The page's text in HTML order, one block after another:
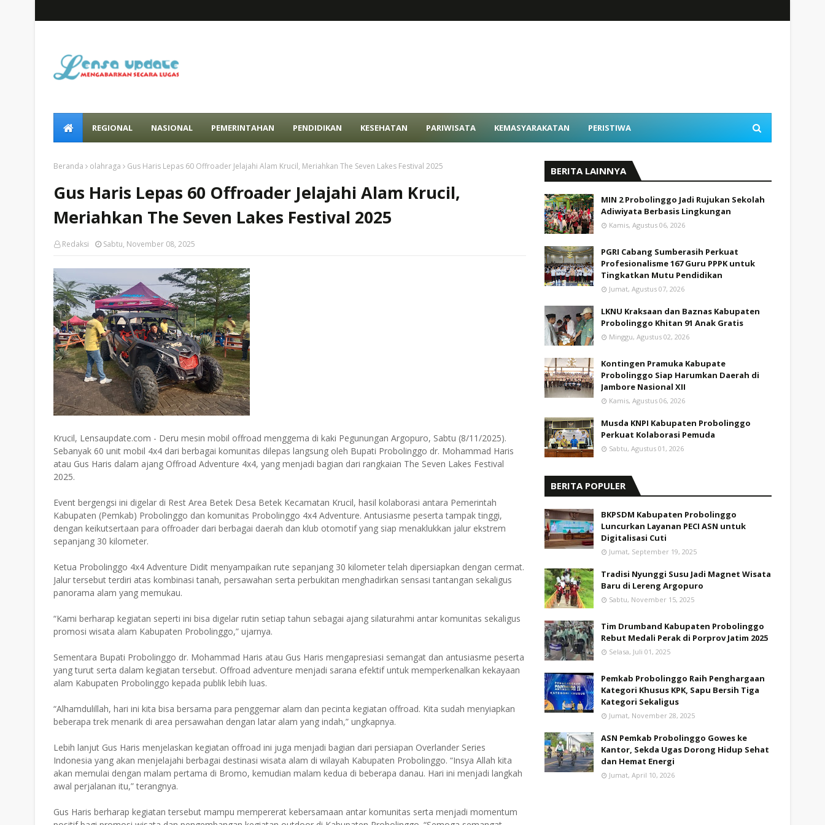
REGIONAL NASIONAL PEMERINTAHAN PENDIDIKAN KESEHATAN PARIWISATA KEMASYARAKATAN PERISTIWA
Beranda olahraga Gus Haris Lepas 60 Offroader Jelajahi Alam Krucil, Meriahkan The Seven Lakes Festival 2025
Gus Haris Lepas 60 Offroader Jelajahi Alam Krucil,
Meriahkan The Seven Lakes Festival 2025
Redaksi Sabtu, November 08, 2025
Krucil, Lensaupdate.com - Deru mesin mobil offroad menggema di kaki Pegunungan Argopuro, Sabtu (8/11/2025).
Sebanyak 60 unit mobil 4x4 dari berbagai komunitas dilepas langsung oleh Bupati Probolinggo dr. Mohammad Haris
atau Gus Haris dalam ajang Offroad Adventure 4x4, yang menjadi bagian dari rangkaian The Seven Lakes Festival
2025.
Event bergengsi ini digelar di Rest Area Betek Desa Betek Kecamatan Krucil, hasil kolaborasi antara Pemerintah
Kabupaten (Pemkab) Probolinggo dan komunitas Probolinggo 4x4 Adventure. Antusiasme peserta tampak tinggi,
dengan keikutsertaan para offroader dari berbagai daerah dan klub otomotif yang siap menaklukkan jalur ekstrem
sepanjang 30 kilometer.
Ketua Probolinggo 4x4 Adventure Didit menyampaikan rute sepanjang 30 kilometer telah dipersiapkan dengan cermat.
Jalur tersebut terdiri atas kombinasi tanah, persawahan serta perbukitan menghadirkan sensasi tantangan sekaligus
panorama alam yang memukau.
“Kami berharap kegiatan seperti ini bisa digelar rutin setiap tahun sebagai ajang silaturahmi antar komunitas sekaligus
promosi wisata alam Kabupaten Probolinggo,” ujarnya.
Sementara Bupati Probolinggo dr. Mohammad Haris atau Gus Haris mengapresiasi semangat dan antusiasme peserta
yang turut serta dalam kegiatan tersebut. Offroad adventure menjadi sarana efektif untuk memperkenalkan kekayaan
alam Kabupaten Probolinggo kepada publik lebih luas.
“Alhamdulillah, hari ini kita bisa bersama para penggemar alam dan pecinta kegiatan offroad. Kita sudah menyiapkan
beberapa trek menarik di area persawahan dengan latar alam yang indah,” ungkapnya.
Lebih lanjut Gus Haris menjelaskan kegiatan offroad ini juga menjadi bagian dari persiapan Overlander Series
Indonesia yang akan menjelajahi berbagai destinasi wisata alam di wilayah Kabupaten Probolinggo. “Insya Allah kita
akan memulai dengan malam pertama di Bromo, kemudian malam kedua di beberapa danau. Hari ini menjadi langkah
awal perjalanan itu,” terangnya.
Gus Haris berharap kegiatan tersebut mampu mempererat kebersamaan antar komunitas serta menjadi momentum
BERITA LAINNYA
MIN 2 Probolinggo Jadi Rujukan Sekolah
Adiwiyata Berbasis Lingkungan
Kamis, Agustus 06, 2026
PGRI Cabang Sumberasih Perkuat
Profesionalisme 167 Guru PPPK untuk
Tingkatkan Mutu Pendidikan
Jumat, Agustus 07, 2026
LKNU Kraksaan dan Baznas Kabupaten
Probolinggo Khitan 91 Anak Gratis
Minggu, Agustus 02, 2026
Kontingen Pramuka Kabupate
Probolinggo Siap Harumkan Daerah di
Jambore Nasional XII
Kamis, Agustus 06, 2026
Musda KNPI Kabupaten Probolinggo
Perkuat Kolaborasi Pemuda
Sabtu, Agustus 01, 2026
BERITA POPULER
BKPSDM Kabupaten Probolinggo
Luncurkan Layanan PECI ASN untuk
Digitalisasi Cuti
Jumat, September 19, 2025
Tradisi Nyunggi Susu Jadi Magnet Wisata
Baru di Lereng Argopuro
Sabtu, November 15, 2025
Tim Drumband Kabupaten Probolinggo
Rebut Medali Perak di Porprov Jatim 2025
Selasa, Juli 01, 2025
Pemkab Probolinggo Raih Penghargaan
Kategori Khusus KPK, Sapu Bersih Tiga
Kategori Sekaligus
Jumat, November 28, 2025
ASN Pemkab Probolinggo Gowes ke
Kantor, Sekda Ugas Dorong Hidup Sehat
dan Hemat Energi
Jumat, April 10, 2026